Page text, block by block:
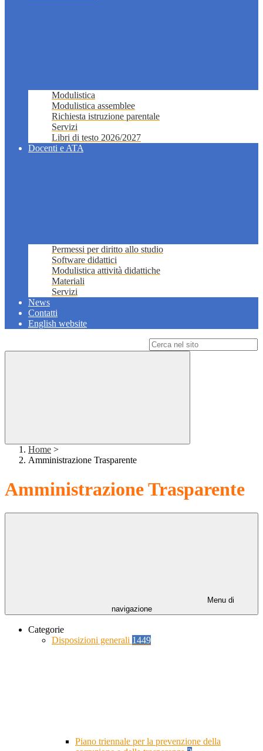
Modulistica
Modulistica assemblee
Richiesta istruzione parentale
Servizi
Libri di testo 2026/2027
Docenti e ATA
Permessi per diritto allo studio
Software didattici
Modulistica attività didattiche
Materiali
Servizi
News
Contatti
English website
Home >
Amministrazione Trasparente
Amministrazione Trasparente
Menu di
navigazione
Categorie
Disposizioni generali 1449
Piano triennale per la prevenzione della